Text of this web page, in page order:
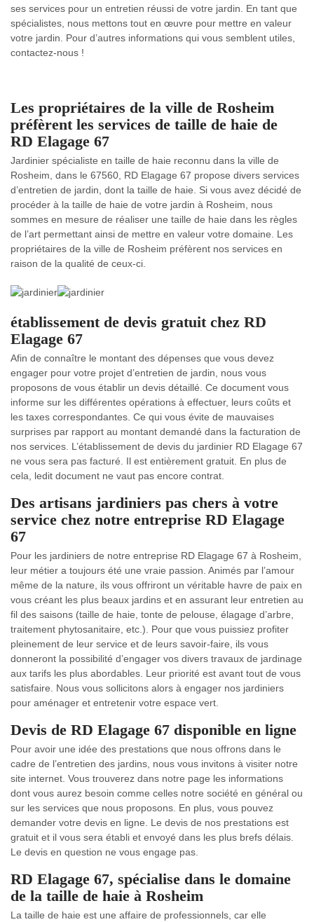
ses services pour un entretien réussi de votre jardin. En tant que
spécialistes, nous mettons tout en œuvre pour mettre en valeur
votre jardin. Pour d’autres informations qui vous semblent utiles,
contactez-nous !
Les propriétaires de la ville de Rosheim
préfèrent les services de taille de haie de
RD Elagage 67
Jardinier spécialiste en taille de haie reconnu dans la ville de
Rosheim, dans le 67560, RD Elagage 67 propose divers services
d’entretien de jardin, dont la taille de haie. Si vous avez décidé de
procéder à la taille de haie de votre jardin à Rosheim, nous
sommes en mesure de réaliser une taille de haie dans les règles
de l’art permettant ainsi de mettre en valeur votre domaine. Les
propriétaires de la ville de Rosheim préfèrent nos services en
raison de la qualité de ceux-ci.
établissement de devis gratuit chez RD
Elagage 67
Afin de connaître le montant des dépenses que vous devez
engager pour votre projet d’entretien de jardin, nous vous
proposons de vous établir un devis détaillé. Ce document vous
informe sur les différentes opérations à effectuer, leurs coûts et
les taxes correspondantes. Ce qui vous évite de mauvaises
surprises par rapport au montant demandé dans la facturation de
nos services. L’établissement de devis du jardinier RD Elagage 67
ne vous sera pas facturé. Il est entièrement gratuit. En plus de
cela, ledit document ne vaut pas encore contrat.
Des artisans jardiniers pas chers à votre
service chez notre entreprise RD Elagage
67
Pour les jardiniers de notre entreprise RD Elagage 67 à Rosheim,
leur métier a toujours été une vraie passion. Animés par l’amour
même de la nature, ils vous offriront un véritable havre de paix en
vous créant les plus beaux jardins et en assurant leur entretien au
fil des saisons (taille de haie, tonte de pelouse, élagage d’arbre,
traitement phytosanitaire, etc.). Pour que vous puissiez profiter
pleinement de leur service et de leurs savoir-faire, ils vous
donneront la possibilité d’engager vos divers travaux de jardinage
aux tarifs les plus abordables. Leur priorité est avant tout de vous
satisfaire. Nous vous sollicitons alors à engager nos jardiniers
pour aménager et entretenir votre espace vert.
Devis de RD Elagage 67 disponible en ligne
Pour avoir une idée des prestations que nous offrons dans le
cadre de l’entretien des jardins, nous vous invitons à visiter notre
site internet. Vous trouverez dans notre page les informations
dont vous aurez besoin comme celles notre société en général ou
sur les services que nous proposons. En plus, vous pouvez
demander votre devis en ligne. Le devis de nos prestations est
gratuit et il vous sera établi et envoyé dans les plus brefs délais.
Le devis en question ne vous engage pas.
RD Elagage 67, spécialise dans le domaine
de la taille de haie à Rosheim
La taille de haie est une affaire de professionnels, car elle